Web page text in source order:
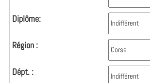
Diplôme:
Région :
Dépt. :